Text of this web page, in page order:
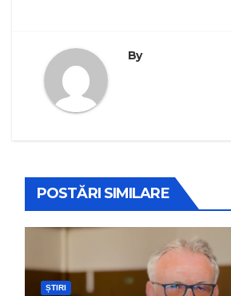
By
POSTĂRI SIMILARE
ȘTIRI